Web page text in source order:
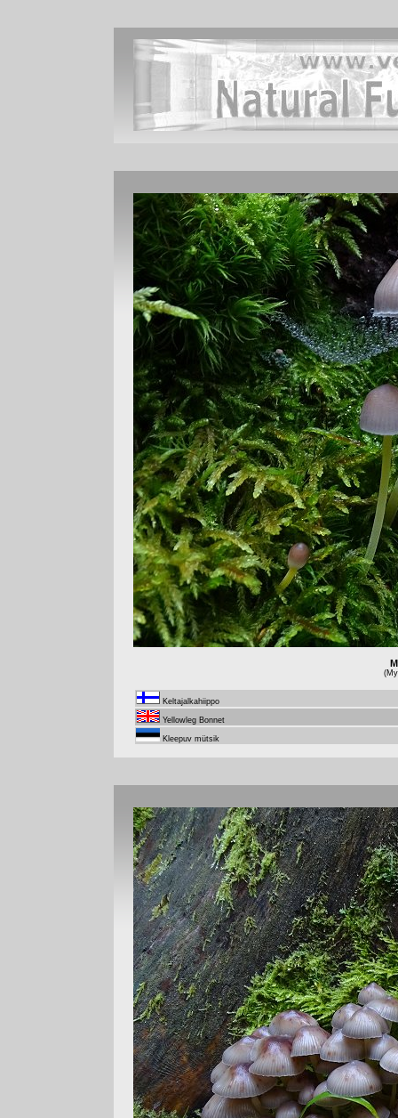
Keltajalkahiippo
Yellowleg Bonnet
Kleepuv mütsik